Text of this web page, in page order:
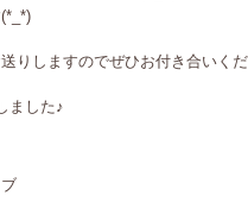
りしますのでぜひお付き合いく
ました♪